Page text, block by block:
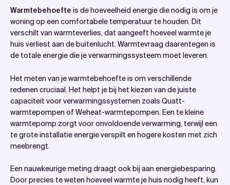
warmtebehoefte
Warmtebehoefte is de hoeveelheid energie die nodig is om je
woning op een comfortabele temperatuur te houden. Dit
verschilt van warmteverlies, dat aangeeft hoeveel warmte je
huis verliest aan de buitenlucht. Warmtevraag daarentegen is
de totale energie die je verwarmingssysteem moet leveren.
Het meten van je warmtebehoefte is om verschillende
redenen cruciaal. Het helpt je bij het kiezen van de juiste
capaciteit voor verwarmingssystemen zoals Quatt-
warmtepompen of Weheat-warmtepompen. Een te kleine
warmtepomp zorgt voor onvoldoende verwarming, terwijl een
te grote installatie energie verspilt en hogere kosten met zich
meebrengt.
Een nauwkeurige meting draagt ook bij aan energiebesparing.
Door precies te weten hoeveel warmte je huis nodig heeft, kun